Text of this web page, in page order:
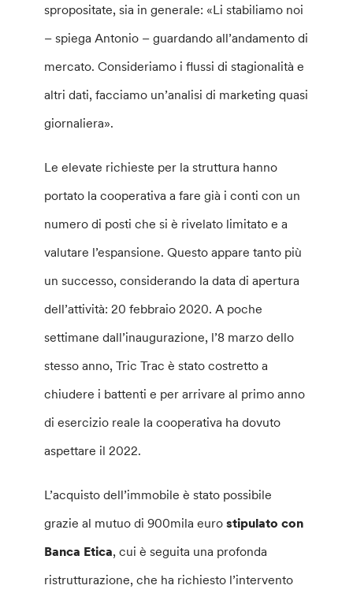
spropositate, sia in generale: «Li stabiliamo noi
– spiega Antonio – guardando all’andamento di
mercato. Consideriamo i flussi di stagionalità e
altri dati, facciamo un’analisi di marketing quasi
giornaliera».
Le elevate richieste per la struttura hanno
portato la cooperativa a fare già i conti con un
numero di posti che si è rivelato limitato e a
valutare l’espansione. Questo appare tanto più
un successo, considerando la data di apertura
dell’attività: 20 febbraio 2020. A poche
settimane dall’inaugurazione, l’8 marzo dello
stesso anno, Tric Trac è stato costretto a
chiudere i battenti e per arrivare al primo anno
di esercizio reale la cooperativa ha dovuto
aspettare il 2022.
L’acquisto dell’immobile è stato possibile
grazie al mutuo di 900mila eurostipulato con
Banca Etica, cui è seguita una profonda
ristrutturazione, che ha richiesto l’intervento